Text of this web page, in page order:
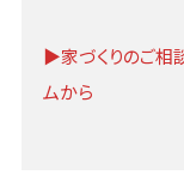
▶︎家づくりのご相
ムから